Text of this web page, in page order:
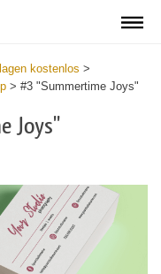
kostenlos >
> #3 "Summertime Joys"
Joys"